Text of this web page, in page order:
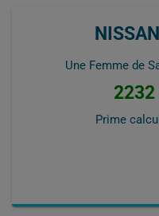
Une Femme de
Prime